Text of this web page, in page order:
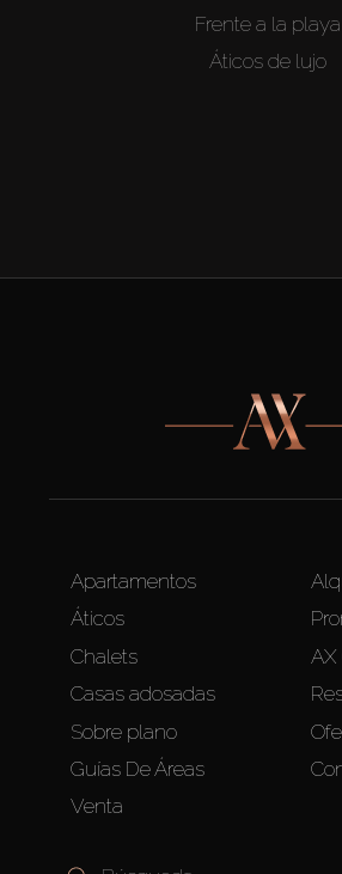
Frente a la playa
Áticos de lujo
Apartamentos
Áticos
Chalets
Casas adosadas
Sobre plano
Guías De Áreas
Venta
AX